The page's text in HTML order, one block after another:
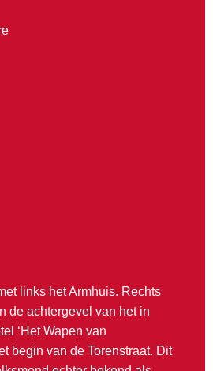
links het Armhuis. Rechts
de achtergevel van het in
‘Het Wapen van
begin van de Torenstraat. Dit